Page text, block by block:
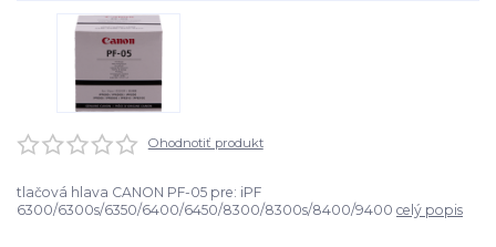
Ohodnotiť produkt
tlačová hlava CANON PF-05 pre: iPF
6300/6300s/6350/6400/6450/8300/8300s/8400/9400 celý popis